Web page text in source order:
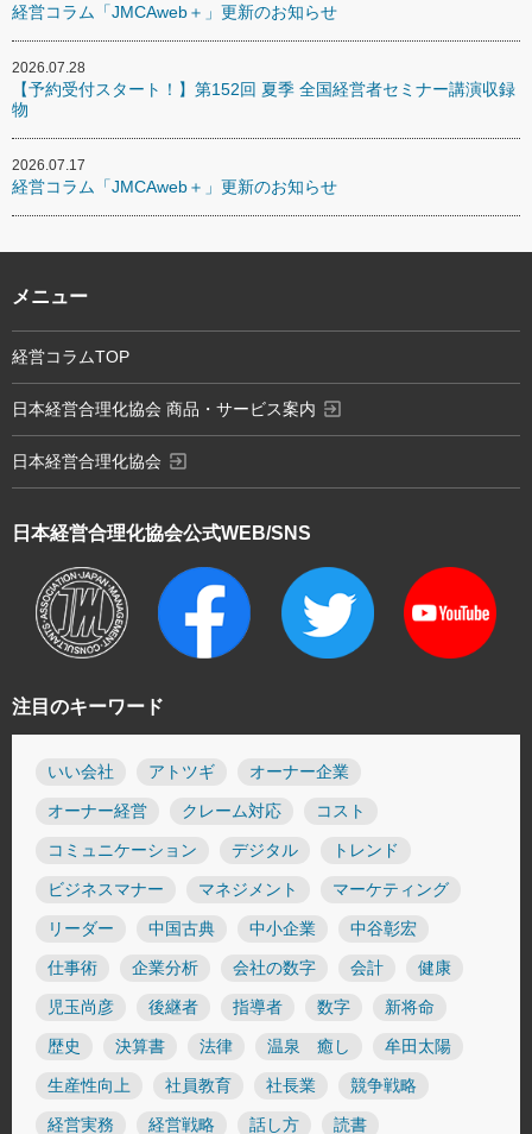
経営コラム「JMCAweb＋」更新のお知らせ
2026.07.28
【予約受付スタート！】第152回 夏季 全国経営者セミナー講演収録
物
2026.07.17
経営コラム「JMCAweb＋」更新のお知らせ
注目のキーワード
いい会社 アトツギ オーナー企業
オーナー経営 クレーム対応 コスト
コミュニケーション デジタル トレンド
ビジネスマナー マネジメント マーケティング
リーダー 中国古典 中小企業 中谷彰宏
仕事術 企業分析 会社の数字 会計 健康
児玉尚彦 後継者 指導者 数字 新将命
歴史 決算書 法律 温泉 癒し 牟田太陽
生産性向上 社員教育 社長業 競争戦略
経営実務 経営戦略 話し方 読書
日本経営合理化協会公式WEB/SNS
メニュー
経営コラムTOP
日本経営合理化協会 商品・サービス案内 exit_to_app
日本経営合理化協会 exit_to_app